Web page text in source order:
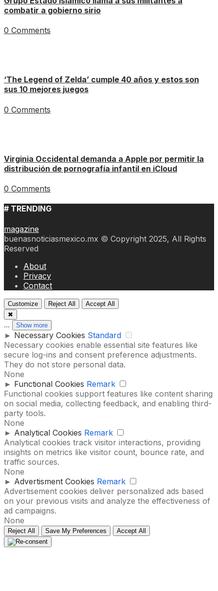
combatir a gobierno sirio
0 Comments
‘The Legend of Zelda’ cumple 40 años y estos son
sus 10 mejores juegos
0 Comments
Virginia Occidental demanda a Apple por permitir la
distribución de pornografía infantil en iCloud
0 Comments
# TRENDING
magazine
buenasnoticiasmexico.mx © Copyright 2025, All Rights
Reserved
About
Privacy
Contact
Customize Reject All
Accept All
✖
... Show more
► Necessary Cookies Standard
Necessary cookies enable essential site features like
secure log-ins and consent preference adjustments.
They do not store personal data.
None
► Functional Cookies Remark
Functional cookies support features like content sharing
on social media, collecting feedback, and enabling third-
party tools.
None
► Analytical Cookies Remark
Analytical cookies track visitor interactions, providing
insights on metrics like visitor count, bounce rate, and
traffic sources.
None
► Advertisment Cookies Remark
Advertisement cookies deliver personalized ads based
on your previous visits and analyze the effectiveness of
ad campaigns.
None
Reject All Save My Preferences Accept All